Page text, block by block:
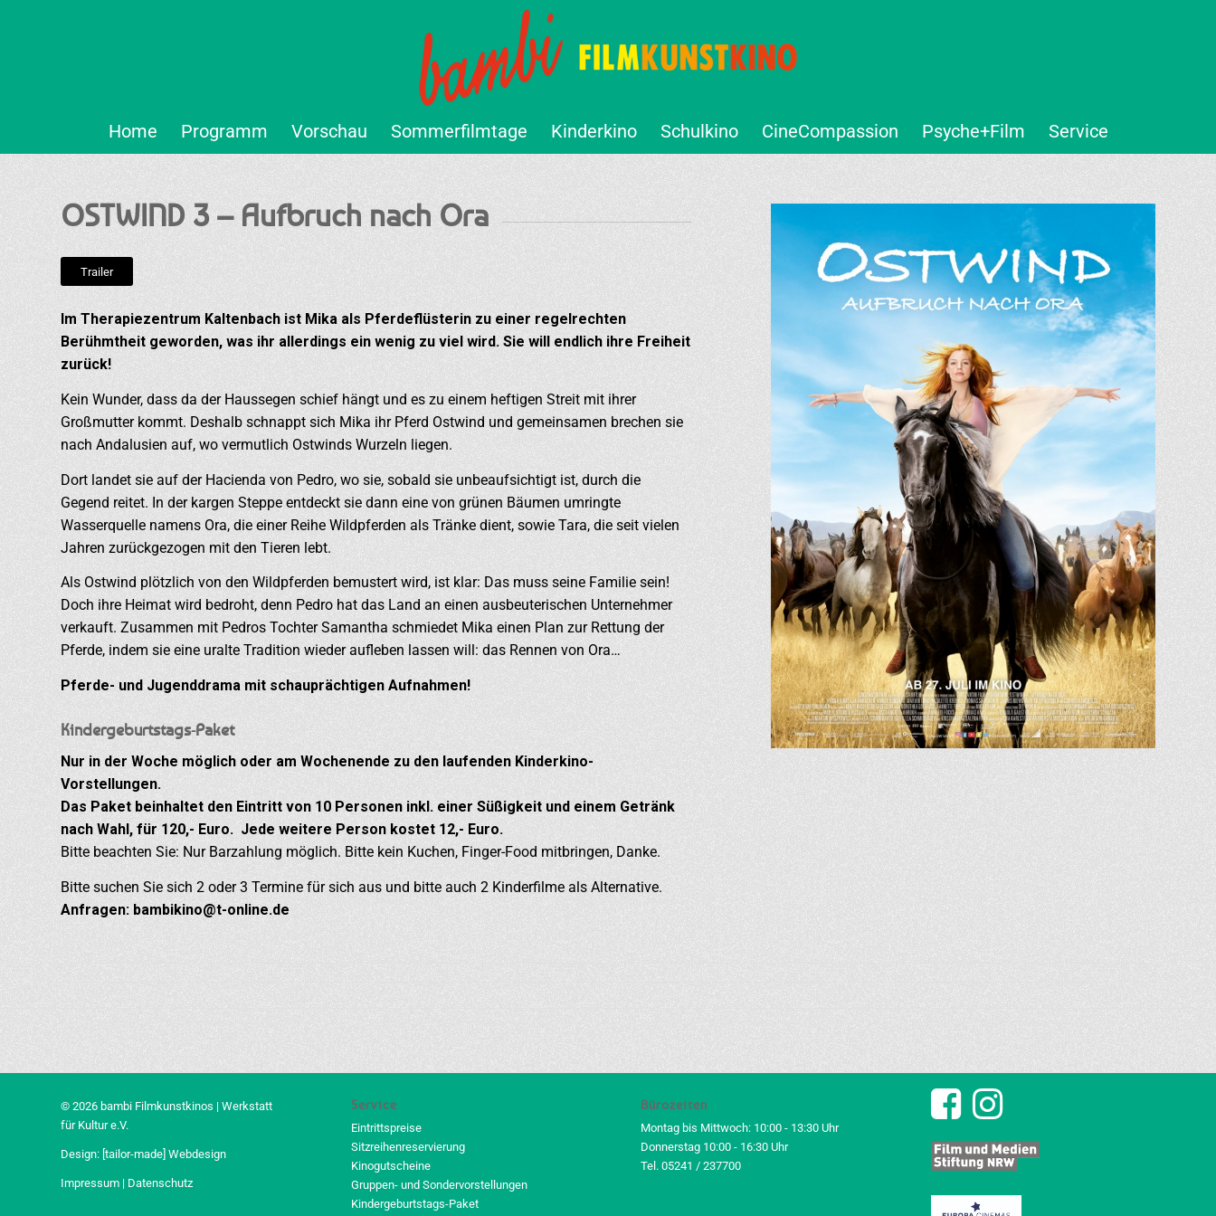
Home Programm Vorschau Sommerfilmtage Kinderkino Schulkino CineCompassion Psyche+Film Service
OSTWIND 3 – Aufbruch nach Ora
Trailer
Im Therapiezentrum Kaltenbach ist Mika als Pferdeflüsterin zu einer regelrechten
Berühmtheit geworden, was ihr allerdings ein wenig zu viel wird. Sie will endlich ihre Freiheit
zurück!
Kein Wunder, dass da der Haussegen schief hängt und es zu einem heftigen Streit mit ihrer
Großmutter kommt. Deshalb schnappt sich Mika ihr Pferd Ostwind und gemeinsamen brechen sie
nach Andalusien auf, wo vermutlich Ostwinds Wurzeln liegen.
Dort landet sie auf der Hacienda von Pedro, wo sie, sobald sie unbeaufsichtigt ist, durch die
Gegend reitet. In der kargen Steppe entdeckt sie dann eine von grünen Bäumen umringte
Wasserquelle namens Ora, die einer Reihe Wildpferden als Tränke dient, sowie Tara, die seit vielen
Jahren zurückgezogen mit den Tieren lebt.
Als Ostwind plötzlich von den Wildpferden bemustert wird, ist klar: Das muss seine Familie sein!
Doch ihre Heimat wird bedroht, denn Pedro hat das Land an einen ausbeuterischen Unternehmer
verkauft. Zusammen mit Pedros Tochter Samantha schmiedet Mika einen Plan zur Rettung der
Pferde, indem sie eine uralte Tradition wieder aufleben lassen will: das Rennen von Ora…
Pferde- und Jugenddrama mit schauprächtigen Aufnahmen!
Kindergeburtstags-Paket
Nur in der Woche möglich oder am Wochenende zu den laufenden Kinderkino-
Vorstellungen.
Das Paket beinhaltet den Eintritt von 10 Personen inkl. einer Süßigkeit und einem Getränk
nach Wahl, für 120,- Euro. Jede weitere Person kostet 12,- Euro.
Bitte beachten Sie: Nur Barzahlung möglich. Bitte kein Kuchen, Finger-Food mitbringen, Danke.
Bitte suchen Sie sich 2 oder 3 Termine für sich aus und bitte auch 2 Kinderfilme als Alternative.
Anfragen: bambikino@t-online.de
© 2026 bambi Filmkunstkinos | Werkstatt
für Kultur e.V.
Design: [tailor-made] Webdesign
Impressum | Datenschutz
Service
Eintrittspreise
Sitzreihenreservierung
Kinogutscheine
Gruppen- und Sondervorstellungen
Kindergeburtstags-Paket
Bürozeiten
Montag bis Mittwoch: 10:00 - 13:30 Uhr
Donnerstag 10:00 - 16:30 Uhr
Tel. 05241 / 237700